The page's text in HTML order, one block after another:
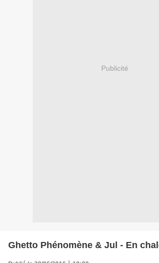
Publicité
Ghetto Phénomène & Jul - En